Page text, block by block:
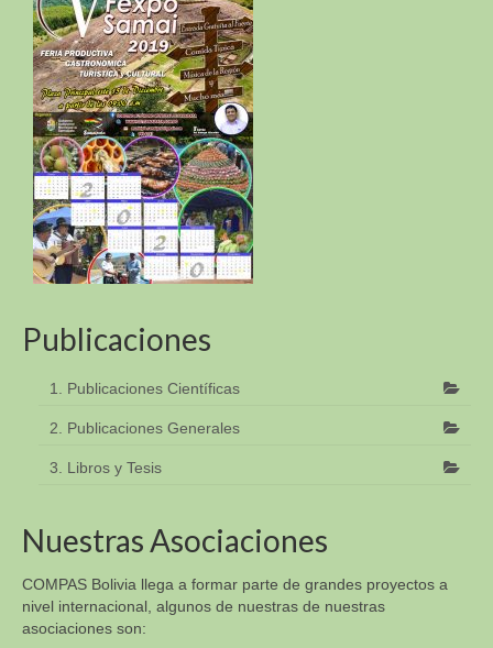
Publicaciones
1. Publicaciones Científicas
2. Publicaciones Generales
3. Libros y Tesis
Nuestras Asociaciones
COMPAS Bolivia llega a formar parte de grandes proyectos a
nivel internacional, algunos de nuestras de nuestras
asociaciones son: